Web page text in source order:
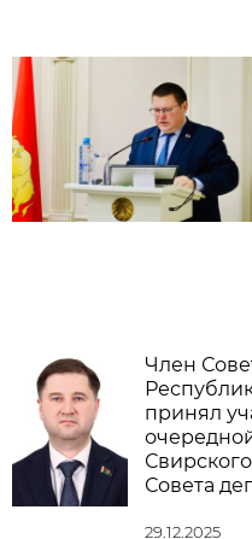
Член
принял
Совета
29.12.2025